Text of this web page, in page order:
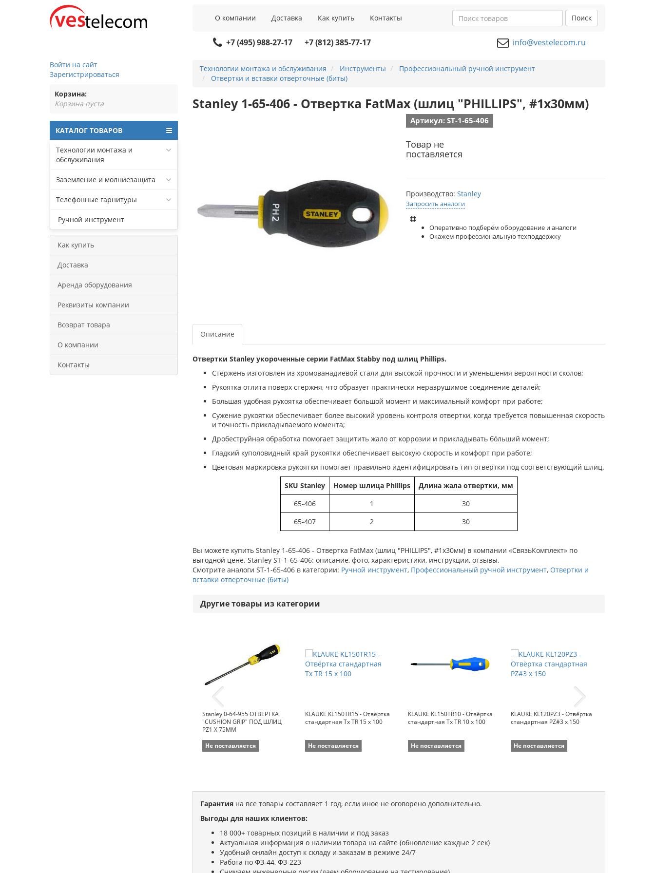
О компании Доставка Как купить Контакты Поиск
+7 (495) 988-27-17 +7 (812) 385-77-17 info@vestelecom.ru
Войти на сайт
Зарегистрироваться
Корзина:
Корзина пуста
КАТАЛОГ ТОВАРОВ
Технологии монтажа и
обслуживания
Заземление и молниезащита
Телефонные гарнитуры
Ручной инструмент
Как купить
Доставка
Аренда оборудования
Реквизиты компании
Возврат товара
О компании
Контакты
Технологии монтажа и обслуживания Инструменты
Профессиональный ручной инструмент
Отвертки и вставки отверточные (биты)
Stanley 1-65-406 - Отвертка FatMax (шлиц "PHILLIPS", #1х30мм)
Артикул: ST-1-65-406
Товар не
поставляется
Производство:Stanley
Запросить аналоги
Оперативно подберём оборудование и аналоги
Окажем профессиональную техподдержку
Описание
Отвертки Stanley укороченные серии FatMax Stabby под шлиц Phillips.
Стержень изготовлен из хромованадиевой стали для высокой прочности и уменьшения вероятности сколов;
Рукоятка отлита поверх стержня, что образует практически неразрушимое соединение деталей;
Большая удобная рукоятка обеспечивает большой момент и максимальный комфорт при работе;
Сужение рукоятки обеспечивает более высокий уровень контроля отвертки, когда требуется повышенная скорость
и точность прикладываемого момента;
Дробеструйная обработка помогает защитить жало от коррозии и прикладывать бóльший момент;
Гладкий куполовидный край рукоятки обеспечивает высокую скорость и комфорт при работе;
Цветовая маркировка рукоятки помогает правильно идентифицировать тип отвертки под соответствующий шлиц.
SKU Stanley
Номер шлица Phillips
Длина жала отвертки, мм
65-406
1
30
65-407
2 30
Вы можете купить Stanley 1-65-406 - Отвертка FatMax (шлиц "PHILLIPS", #1х30мм) в компании «СвязьКомплект» по
выгодной цене. Stanley ST-1-65-406: описание, фото, характеристики, инструкции, отзывы.
Смотрите аналоги ST-1-65-406 в категории: Ручной инструмент, Профессиональный ручной инструмент, Отвертки и
вставки отверточные (биты)
Другие товары из категории
Stanley 0-64-955 ОТВЕРТКА
"CUSHION GRIP" ПОД ШЛИЦ
PZ1 Х 75ММ
Не поставляется
KLAUKE KL150TR15 - Отвёртка
стандартная Tx TR 15 x 100
Не поставляется
KLAUKE KL150TR10 - Отвёртка
стандартная Tx TR 10 x 100
Не поставляется
KLAUKE KL120PZ3 - Отвёртка
стандартная PZ#3 x 150
Не поставляется
Гарантияна все товары составляет 1 год, если иное не оговорено дополнительно.
Выгоды для наших клиентов:
18 000+ товарных позиций в наличии и под заказ
Актуальная информация о наличии товара на сайте (обновление каждые 2 сек)
Удобный онлайн доступ к складу и заказам в режиме 24/7
Работа по ФЗ-44, ФЗ-223